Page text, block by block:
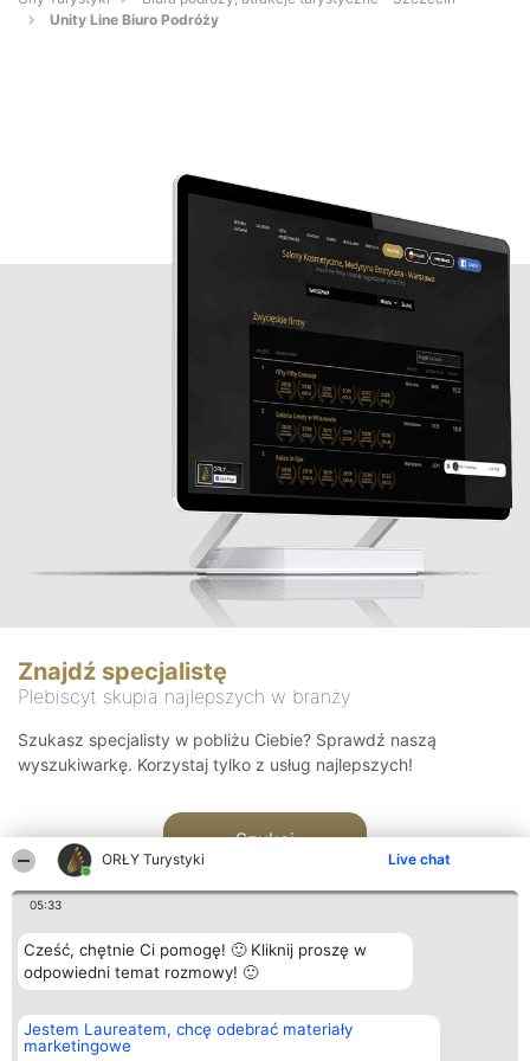
ORŁY Turystyki Live chat
05:33
Cześć, chętnie Ci pomogę! 🙂 Kliknij proszę w
odpowiedni temat rozmowy! 🙂
Jestem Laureatem, chcę odebrać materiały
marketingowe
Unity Line Biuro Podróży
Znajdź specjalistę
Plebiscyt skupia najlepszych w branży
Szukasz specjalisty w pobliżu Ciebie? Sprawdź naszą
wyszukiwarkę. Korzystaj tylko z usług najlepszych!
Szukaj
Organizator plebiscytu
Bright Side Solutions sp. z o.
o. sp. k.
Plebiscyt
Laureaci
Kontakt
Kontakt